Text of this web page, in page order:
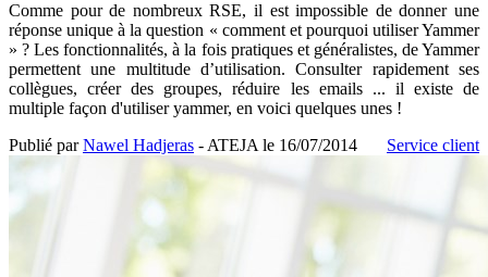
Comme pour de nombreux RSE, il est impossible de donner une
réponse unique à la question « comment et pourquoi utiliser Yammer
» ? Les fonctionnalités, à la fois pratiques et généralistes, de Yammer
permettent une multitude d’utilisation. Consulter rapidement ses
collègues, créer des groupes, réduire les emails ... il existe de
multiple façon d'utiliser yammer, en voici quelques unes !
Service client
Publié parNawel Hadjeras - ATEJA le 16/07/2014